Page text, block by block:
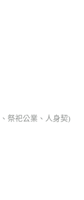
祭祀公業、人身契)